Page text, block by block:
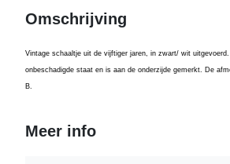
Omschrijving
Vintage schaaltje uit de vijftiger jaren, in zwart/ wit
onbeschadigde staat en is aan de onderzijde gemerkt. De
B.
Meer info